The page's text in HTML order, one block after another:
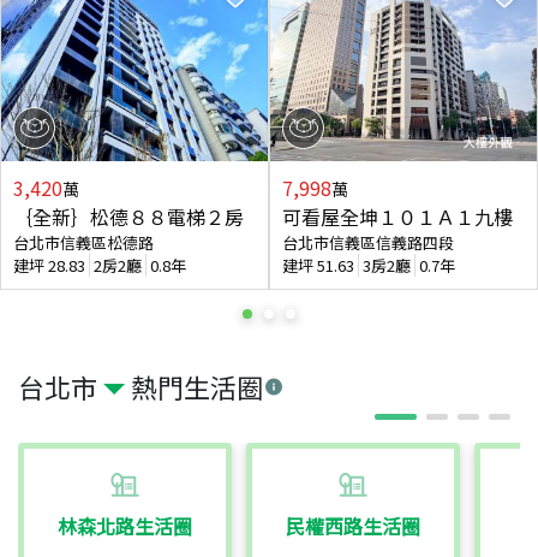
台北市 熱門生活圈
林森北路生活圈 民權西路生活圈
3,420萬
｛全新｝松德８８電梯２房
台北市信義區松德路
建坪28.83 2房2廳 0.8年
7,998萬
可看屋全坤１０１Ａ１九樓
台北市信義區信義路四段
建坪51.63 3房2廳 0.7年